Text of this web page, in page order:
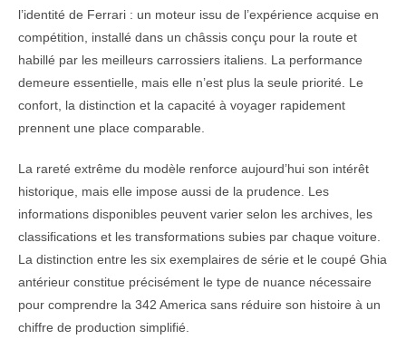
l’identité de Ferrari : un moteur issu de l’expérience acquise en
compétition, installé dans un châssis conçu pour la route et
habillé par les meilleurs carrossiers italiens. La performance
demeure essentielle, mais elle n’est plus la seule priorité. Le
confort, la distinction et la capacité à voyager rapidement
prennent une place comparable.
La rareté extrême du modèle renforce aujourd’hui son intérêt
historique, mais elle impose aussi de la prudence. Les
informations disponibles peuvent varier selon les archives, les
classifications et les transformations subies par chaque voiture.
La distinction entre les six exemplaires de série et le coupé Ghia
antérieur constitue précisément le type de nuance nécessaire
pour comprendre la 342 America sans réduire son histoire à un
chiffre de production simplifié.